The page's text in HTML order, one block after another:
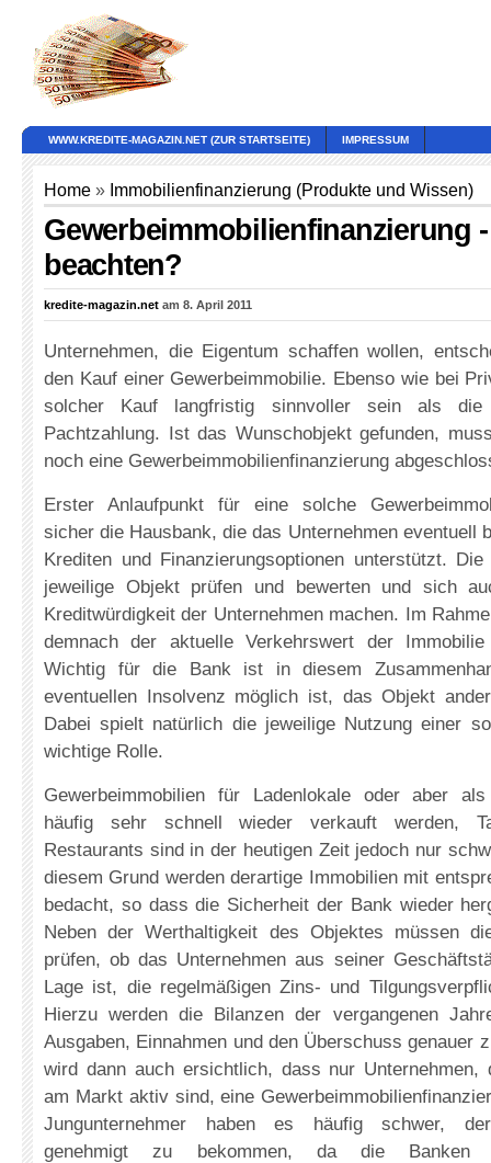
WWW.KREDITE-MAGAZIN.NET (ZUR STARTSEITE) IMPRESSUM
Home » Immobilienfinanzierung (Produkte und Wissen)
Gewerbeimmobilienfinanzierung
beachten?
kredite-magazin.net am 8. April 2011
Unternehmen, die Eigentum schaffen wollen,
den Kauf einer Gewerbeimmobilie. Ebenso wie bei
solcher Kauf langfristig sinnvoller sein als
Pachtzahlung. Ist das Wunschobjekt gefunden,
noch eine Gewerbeimmobilienfinanzierung
Erster Anlaufpunkt für eine solche
sicher die Hausbank, die das Unternehmen eventuell
Krediten und Finanzierungsoptionen unterstützt.
jeweilige Objekt prüfen und bewerten und sich
Kreditwürdigkeit der Unternehmen machen. Im
demnach der aktuelle Verkehrswert der Immobilie
Wichtig für die Bank ist in diesem
eventuellen Insolvenz möglich ist, das Objekt
Dabei spielt natürlich die jeweilige Nutzung einer
wichtige Rolle.
Gewerbeimmobilien für Ladenlokale oder aber
häufig sehr schnell wieder verkauft werden,
Restaurants sind in der heutigen Zeit jedoch nur
diesem Grund werden derartige Immobilien mit
bedacht, so dass die Sicherheit der Bank wieder
Neben der Werthaltigkeit des Objektes müssen
prüfen, ob das Unternehmen aus seiner
Lage ist, die regelmäßigen Zins- und
Hierzu werden die Bilanzen der vergangenen
Ausgaben, Einnahmen und den Überschuss genauer
wird dann auch ersichtlich, dass nur Unternehmen,
am Markt aktiv sind, eine
Jungunternehmer haben es häufig schwer,
genehmigt zu bekommen, da die Banken